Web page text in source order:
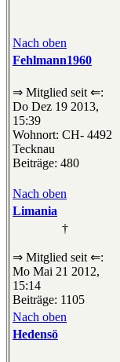
Nach oben
Fehlmann1960
⇒ Mitglied seit ⇐:
Do Dez 19 2013,
15:39
Wohnort: CH- 4492
Tecknau
Beiträge: 480
Nach oben
Limania
†
⇒ Mitglied seit ⇐:
Mo Mai 21 2012,
15:14
Beiträge: 1105
Nach oben
Hedensö